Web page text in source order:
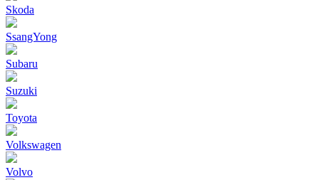
Skoda
SsangYong
Subaru
Suzuki
Toyota
Volkswagen
Volvo